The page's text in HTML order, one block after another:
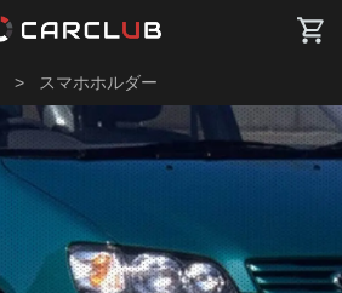
> スマホホルダー